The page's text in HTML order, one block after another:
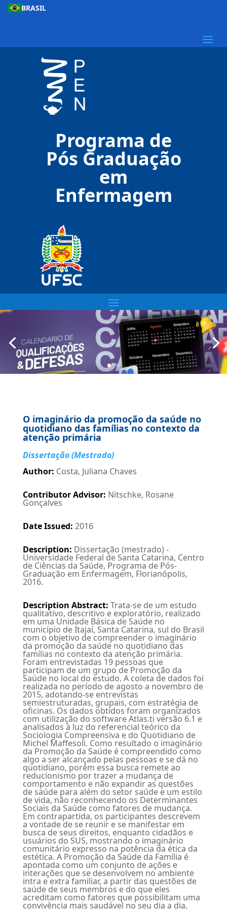
BRASIL
Programa de
Pós Graduação
em
Enfermagem
O imaginário da promoção da saúde no
quotidiano das famílias no contexto da
atenção primária
Dissertação (Mestrado)
Author: Costa, Juliana Chaves
Contributor Advisor: Nitschke, Rosane
Gonçalves
Date Issued: 2016
Description: Dissertação (mestrado) -
Universidade Federal de Santa Catarina, Centro
de Ciências da Saúde, Programa de Pós-
Graduação em Enfermagem, Florianópolis,
2016.
Description Abstract: Trata-se de um estudo
qualitativo, descritivo e exploratório, realizado
em uma Unidade Básica de Saúde no
município de Itajaí, Santa Catarina, sul do Brasil
com o objetivo de compreender o imaginário
da promoção da saúde no quotidiano das
famílias no contexto da atenção primária.
Foram entrevistadas 19 pessoas que
participam de um grupo de Promoção da
Saúde no local do estudo. A coleta de dados foi
realizada no período de agosto a novembro de
2015, adotando-se entrevistas
semiestruturadas, grupais, com estratégia de
oficinas. Os dados obtidos foram organizados
com utilização do software Atlas.ti versão 6.1 e
analisados à luz do referencial teórico da
Sociologia Compreensiva e do Quotidiano de
Michel Maffesoli. Como resultado o imaginário
da Promoção da Saúde é compreendido como
algo a ser alcançado pelas pessoas e se dá no
quotidiano, porém essa busca remete ao
reducionismo por trazer a mudança de
comportamento e não expandir as questões
de saúde para além do setor saúde e um estilo
de vida, não reconhecendo os Determinantes
Sociais da Saúde como fatores de mudança.
Em contrapartida, os participantes descrevem
a vontade de se reunir e se manifestar em
busca de seus direitos, enquanto cidadãos e
usuários do SUS, mostrando o imaginário
comunitário expresso na potência da ética da
estética. A Promoção da Saúde da Família é
apontada como um conjunto de ações e
interações que se desenvolvem no ambiente
intra e extra familiar, a partir das questões de
saúde de seus membros e do que eles
acreditam como fatores que possibilitam uma
convivência mais saudável no seu dia a dia.